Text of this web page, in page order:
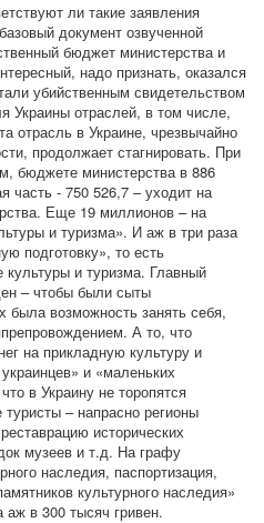
ли такие заявления
документ озвученной
бюджет министерства и
надо признать, оказался
убийственным свидетельством
Украины отраслей, в том числе,
отрасль в Украине, чрезвычайно
продолжает стагнировать. При
бюджете министерства в 886
часть - 750 526,7 – уходит на
Еще 19 миллионов – на
и туризма». И аж в три раза
подготовку», то есть
и туризма. Главный
– чтобы были сыты
была возможность занять себя,
А то, что
на прикладную культуру и
и «маленьких
в Украину не торопятся
– напрасно регионы
исторических
музеев и т.д. На графу
наследия, паспортизация,
культурного наследия»
в 300 тысяч гривен.